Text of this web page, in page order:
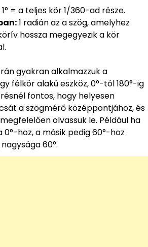
1° = a teljes kör 1/360-ad része.
1 radián az a szög, amelyhez
hossza megegyezik a kör
gyakran alkalmazzuk a
félkör alakú eszköz, 0°-tól 180°-ig
fontos, hogy helyesen
a szögmérő középpontjához, és
olvassuk le. Például ha
0°-hoz, a másik pedig 60°-hoz
60°.